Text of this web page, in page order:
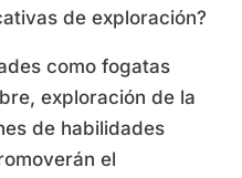
de exploración?
como fogatas
exploración de la
de habilidades
el